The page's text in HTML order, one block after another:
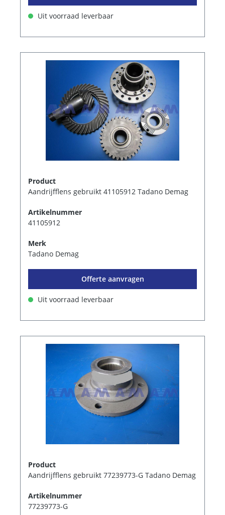
Uit voorraad leverbaar
Product
Aandrijfflens gebruikt 41105912 Tadano Demag
Artikelnummer
41105912
Merk
Tadano Demag
Offerte aanvragen
Uit voorraad leverbaar
Product
Aandrijfflens gebruikt 77239773-G Tadano Demag
Artikelnummer
77239773-G